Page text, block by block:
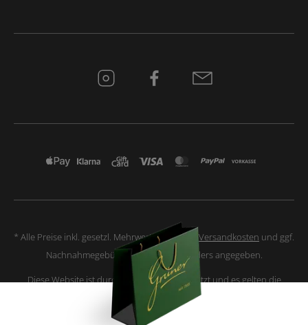
* Alle Preise inkl. gesetzl. Mehrwertsteuer zzgl.Versandkosten und ggf.
Nachnahmegebühren, wenn nicht anders angegeben.
Diese Website ist durch reCAPTCHA geschützt und es gelten die
Datenschutzbestimmungen
und Nutzungsbedingungen